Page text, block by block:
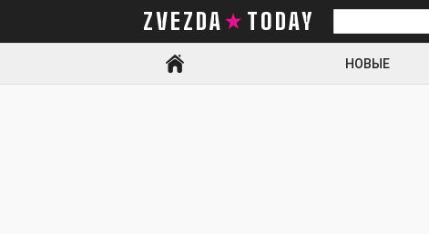
ZVEZDA TODAY
Искать
НОВЫЕ